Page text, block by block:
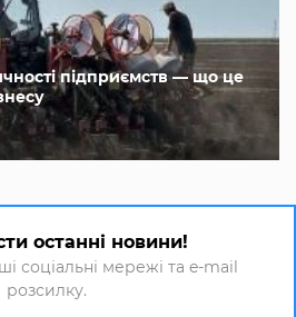
підприємств — що це
останні новини!
соціальні мережі та e-mail
розсилку.